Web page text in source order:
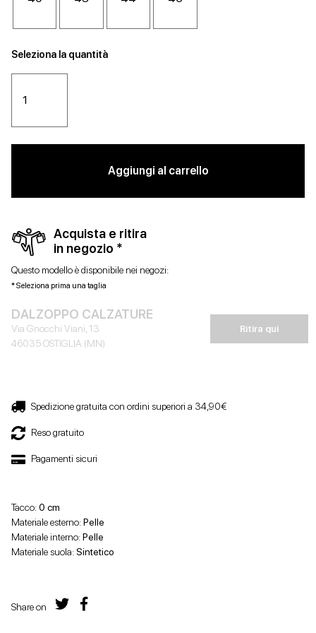
Seleziona la quantità
Aggiungi al carrello
Acquista e ritira
in negozio *
Questo modello è disponibile nei negozi:
* Seleziona prima una taglia
DALZOPPO CALZATURE
Via Gnocchi Viani, 13
46035 OSTIGLIA (MN)
Ritira qui
Spedizione gratuita con ordini superiori a 34,90€
Reso gratuito
Pagamenti sicuri
Tacco:0 cm
Materiale esterno:Pelle
Materiale interno:Pelle
Materiale suola:Sintetico
Share on